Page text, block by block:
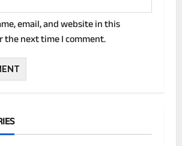
email, and website in this
the next time I comment.